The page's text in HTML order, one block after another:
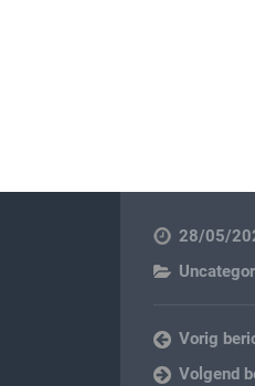
28/05/
Vorig
Volgend